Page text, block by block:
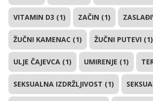
VITAMIN D3 (1) ZAČIN (1)
ŽUČNI KAMENAC (1) ŽUČNI PUTEVI (1)
ULJE ČAJEVCA (1) UMIRENJE (1)
SEKSUALNA IZDRŽLJIVOST (1)